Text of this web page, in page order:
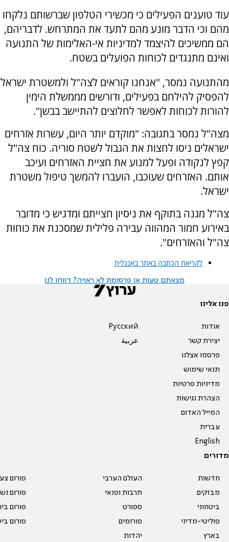
עוד טוענים הפעילים כי מכשירי הטלפון שברשותם נלקחו
מהם וכי הדבר מונע מהם לתעד את המתרחש. לדבריהם,
הם ממשיכים להיצמד למדיניות אי-האלימות של התנועה
ואינם מתנגדים לכוחות הפועלים בשטח.
מהתנועה נמסר, "אנחנו קוראים לצה"ל ולמשטרת ישראל
להפסיק להילחם בפעילים, ודורשים מממשלת הימין
להורות לכוחות לאפשר לחלוצים להתיישב בבשן".
מצה"ל נמסר בתגובה: "מוקדם יותר היום, עשרות אזרחים
ישראלים ניסו לחצות את הגבול לשטח סוריה. כוח צה"ל
קפץ לנקודה ופעל למנוע את חציית האזרחים ועיכב
אותם. האזרחים שעוכבו, הועברו להמשך טיפול משטרת
ישראל.
צה"ל מגנה בתוקף את ניסיון חצייתם ומדגיש כי מדובר
באירוע חמור המהווה עבירה פלילית שמסכנת את כוחות
צה"ל והאזרחים".
לקריאת הכתבה באתר באנגלית
מצאתם טעות או פרסומת לא ראויה? דווחו לנו
פנו אלינו
אודות
יצירת קשר
פרסמו אצלנו
תנאי שימוש
מדיניות פרטיות
הצהרת נגישות
המייל האדום
עברית
English
Pусский
عربية
מדורים
חדשות
מבזקים
ביטחוני
פוליטי-מדיני
בארץ
העולם הערבי
תרבות ופנאי
ספורט
פורומים
יהדות
פורום
פורום
פורום
פורום